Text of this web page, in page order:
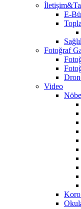
E-
Fotoğraf
Video